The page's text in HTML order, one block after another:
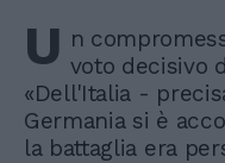
U n
voto decisivo
«Dell'Italia -
Germania si è
la battaglia era